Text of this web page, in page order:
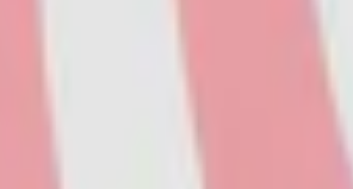
77 Cola & Cherry Stark